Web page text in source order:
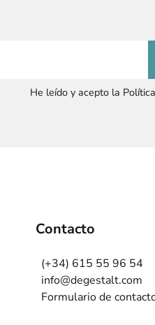
He leído y acepto la
Contacto
(+34) 615 55 96 54
info@degestalt.com
Formulario de